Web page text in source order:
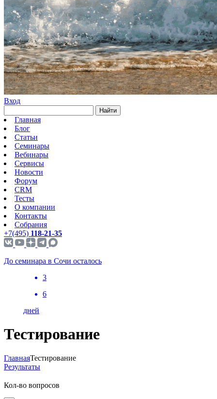
Вход
Найти
Главная
Блог
Статьи
Семинары
Вебинары
Сервисы
Новости
Форум
CRM
Тесты
О компании
Контакты
Собрания
+7(495) 118-21-35
До семинара в Сочи осталось
3
6
дней
Тестирование
ГлавнаяТестирование
Результаты
Кол-во вопросов